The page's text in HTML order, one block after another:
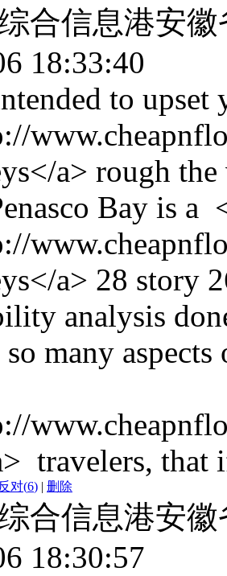
合信息港安
18:33:40
to upset
a> rough
Bay is a
a> 28 story
analysis
many aspects
travelers, that
对(6) | 删除
合信息港安
18:30:57